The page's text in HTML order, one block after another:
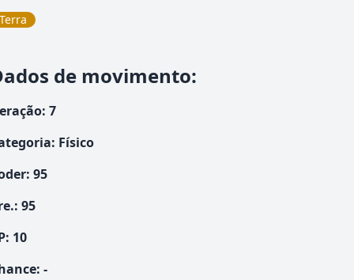
de movimento:
: 7
: Físico
: 95
: 95
10
: -